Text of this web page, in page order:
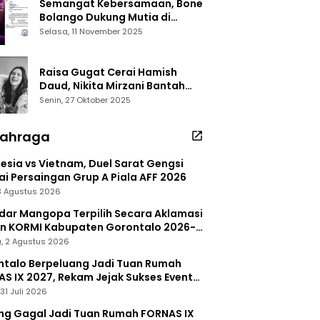
Semangat Kebersamaan, Bone
Bolango Dukung Mutia di
Panggung Dangdut Academy 7
Selasa, 11 November 2025
Raisa Gugat Cerai Hamish
Daud, Nikita Mirzani Bantah
Peras Reza Gladys
Senin, 27 Oktober 2025
vs Vietnam, Duel Sarat Gengsi
Persaingan Grup A Piala AFF 2026
Agustus 2026
Mangopa Terpilih Secara Aklamasi
KORMI Kabupaten Gorontalo 2026-
2 Agustus 2026
Berpeluang Jadi Tuan Rumah
IX 2027, Rekam Jejak Sukses Event
Jadi Modal
Juli 2026
Gagal Jadi Tuan Rumah FORNAS IX